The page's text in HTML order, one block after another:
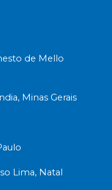
de Mello
Minas Gerais
Lima, Natal